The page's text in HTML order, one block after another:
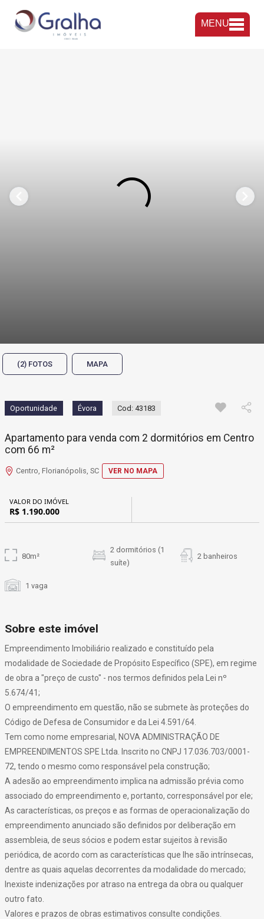
MENU
(2) FOTOS MAPA
Oportunidade Évora Cod: 43183
Apartamento para venda com 2 dormitórios em Centro
com 66 m²
Centro, Florianópolis, SC VER NO MAPA
VALOR DO IMÓVEL
R$ 1.190.000
80m²
2 dormitórios (1
suíte)
2 banheiros
1 vaga
Sobre este imóvel
Empreendimento Imobiliário realizado e constituído pela
modalidade de Sociedade de Propósito Específico (SPE), em regime
de obra a "preço de custo" - nos termos definidos pela Lei nº
5.674/41;
O empreendimento em questão, não se submete às proteções do
Código de Defesa de Consumidor e da Lei 4.591/64.
Tem como nome empresarial, NOVA ADMINISTRAÇÃO DE
EMPREENDIMENTOS SPE Ltda. Inscrito no CNPJ 17.036.703/0001-
72, tendo o mesmo como responsável pela construção;
A adesão ao empreendimento implica na admissão prévia como
associado do empreendimento e, portanto, corresponsável por ele;
As características, os preços e as formas de operacionalização do
empreendimento anunciado são definidos por deliberação em
assembleia, de seus sócios e podem estar sujeitos à revisão
periódica, de acordo com as características que lhe são intrínsecas,
dentre as quais aquelas decorrentes da modalidade do mercado;
Inexiste indenizações por atraso na entrega da obra ou qualquer
outro fato.
Valores e prazos de obras estimativos consulte condições.